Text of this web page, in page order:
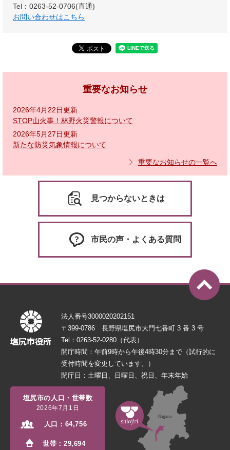
Tel：0263-52-0706(直通)
お問い合わせはこちら
重要なお知らせ
2026年4月22日更新
STOP山火事！林野火災警報について
2026年5月27日更新
新たな防災気象情報について
重要なお知らせの一覧へ
見つからないときは
市民の声・よくある質問
法人番号3000020202151
〒399-0786 長野県塩尻市大門七番町 3 番 3 号
Tel：0263-52-0280（代表）
開庁時間：午前9時から午後4時30分まで（試行的に
受付時間を変更しています。）
閉庁日：土曜日、日曜日、祝日、年末年始
塩尻市の人口・世帯数
2026年7月1日
人口： 64,756
世帯：29,694